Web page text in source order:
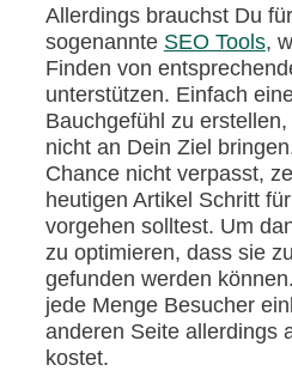
Allerdings brauchst Du
sogenannte SEO Tools,
Finden von
unterstützen. Einfach
Bauchgefühl zu
nicht an Dein Ziel
Chance nicht verpasst,
heutigen Artikel Schritt
vorgehen solltest. Um
zu optimieren, dass sie
gefunden werden
jede Menge Besucher
anderen Seite allerdings
kostet.